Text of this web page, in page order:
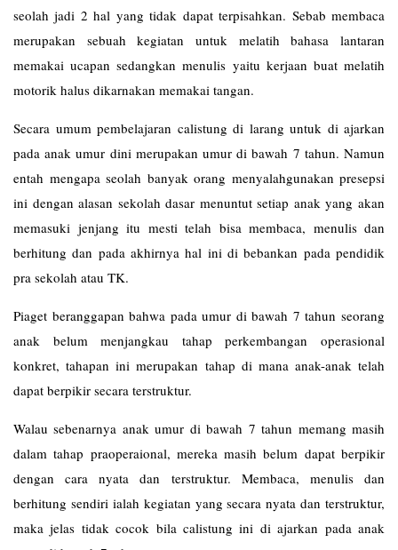
seolah jadi 2 hal yang tidak dapat terpisahkan. Sebab membaca
merupakan sebuah kegiatan untuk melatih bahasa lantaran
memakai ucapan sedangkan menulis yaitu kerjaan buat melatih
motorik halus dikarnakan memakai tangan.
Secara umum pembelajaran calistung di larang untuk di ajarkan
pada anak umur dini merupakan umur di bawah 7 tahun. Namun
entah mengapa seolah banyak orang menyalahgunakan presepsi
ini dengan alasan sekolah dasar menuntut setiap anak yang akan
memasuki jenjang itu mesti telah bisa membaca, menulis dan
berhitung dan pada akhirnya hal ini di bebankan pada pendidik
pra sekolah atau TK.
Piaget beranggapan bahwa pada umur di bawah 7 tahun seorang
anak belum menjangkau tahap perkembangan operasional
konkret, tahapan ini merupakan tahap di mana anak-anak telah
dapat berpikir secara terstruktur.
Walau sebenarnya anak umur di bawah 7 tahun memang masih
dalam tahap praoperaional, mereka masih belum dapat berpikir
dengan cara nyata dan terstruktur. Membaca, menulis dan
berhitung sendiri ialah kegiatan yang secara nyata dan terstruktur,
maka jelas tidak cocok bila calistung ini di ajarkan pada anak